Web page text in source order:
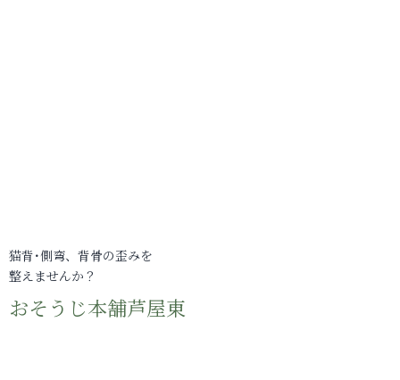
猫背･側弯、背骨の歪みを
整えませんか？
おそうじ本舗芦屋東